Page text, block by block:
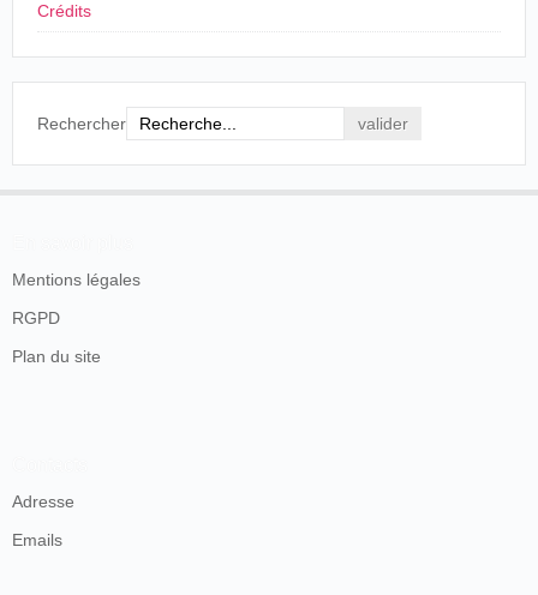
Crédits
Rechercher
Mentions légales
RGPD
Plan du site
Adresse
Emails